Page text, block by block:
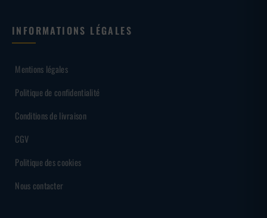
INFORMATIONS LÉGALES
Mentions légales
Politique de confidentialité
Conditions de livraison
CGV
Politique des cookies
Nous contacter